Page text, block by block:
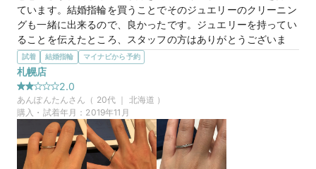
ています。結婚指輪を買うことでそのジュエリーのクリーニン
グも一緒に出来るので、良かったです。ジュエリーを持ってい
ることを伝えたところ、スタッフの方はありがとうございま
す！と気持ち良い反応がありました。店舗に駐車場がなく、コ
インパーキングの提携があるのですが、かなりの確率で満車で
駐車場難民になります。提携パーキングを増やすなど、改善し
た方が いいのではと思います。
選んだ商品を気に入った理由
初めはウェーブデザインのプラチナ素材で見ていましたが、お
店に飾ってあったイエローゴールドのリングを見たら、どうし
ても欲しくなりました。私の肌にはイエローゴールドの方が肌
試着 結婚指輪 マイナビから予約
札幌店
2.0
あんぽんたんさん（ 20代 ｜ 北海道 ）
購入・試着年月： 2019年11月